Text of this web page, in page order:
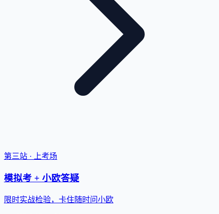
第三站 · 上考场
模拟考 + 小欧答疑
限时实战检验，卡住随时问小欧